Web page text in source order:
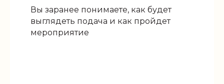
Вы заранее понимаете, как будет
выглядеть подача и как пройдет
мероприятие